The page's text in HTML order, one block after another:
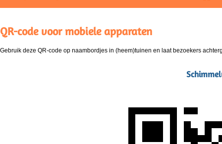
QR-code voor mobiele apparaten
Gebruik deze QR-code op naambordjes in (heem)tuinen en laat bezoekers